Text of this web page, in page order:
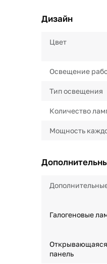
Дизайн
Цвет
Освещение
Тип освещения
Количество
Мощность
Галогеновые
панель